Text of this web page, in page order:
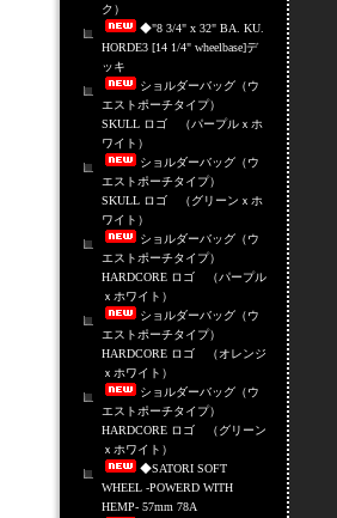
ク）
◆"8 3/4" x 32" BA. KU.
HORDE3 [14 1/4" wheelbase]デ
ッキ
ショルダーバッグ（ウ
エストポーチタイプ）
SKULL ロゴ （パープルｘホ
ワイト）
ショルダーバッグ（ウ
エストポーチタイプ）
SKULL ロゴ （グリーンｘホ
ワイト）
ショルダーバッグ（ウ
エストポーチタイプ）
HARDCORE ロゴ （パープル
ｘホワイト）
ショルダーバッグ（ウ
エストポーチタイプ）
HARDCORE ロゴ （オレンジ
ｘホワイト）
ショルダーバッグ（ウ
エストポーチタイプ）
HARDCORE ロゴ （グリーン
ｘホワイト）
◆SATORI SOFT
WHEEL -POWERD WITH
HEMP- 57mm 78A